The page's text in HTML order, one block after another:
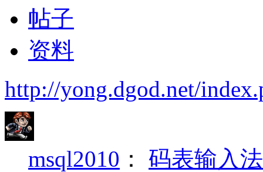
帖子
资料
http://yong.dgod.net/
msql2010 ： 码表输入